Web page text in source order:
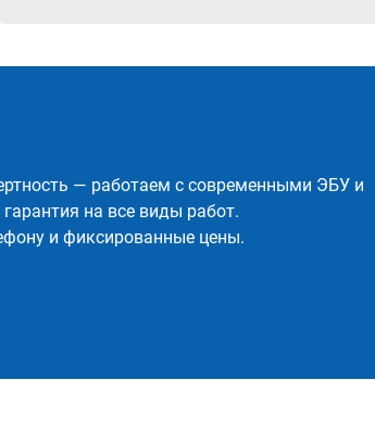
— работаем с современными ЭБУ и
на все виды работ.
и фиксированные цены.